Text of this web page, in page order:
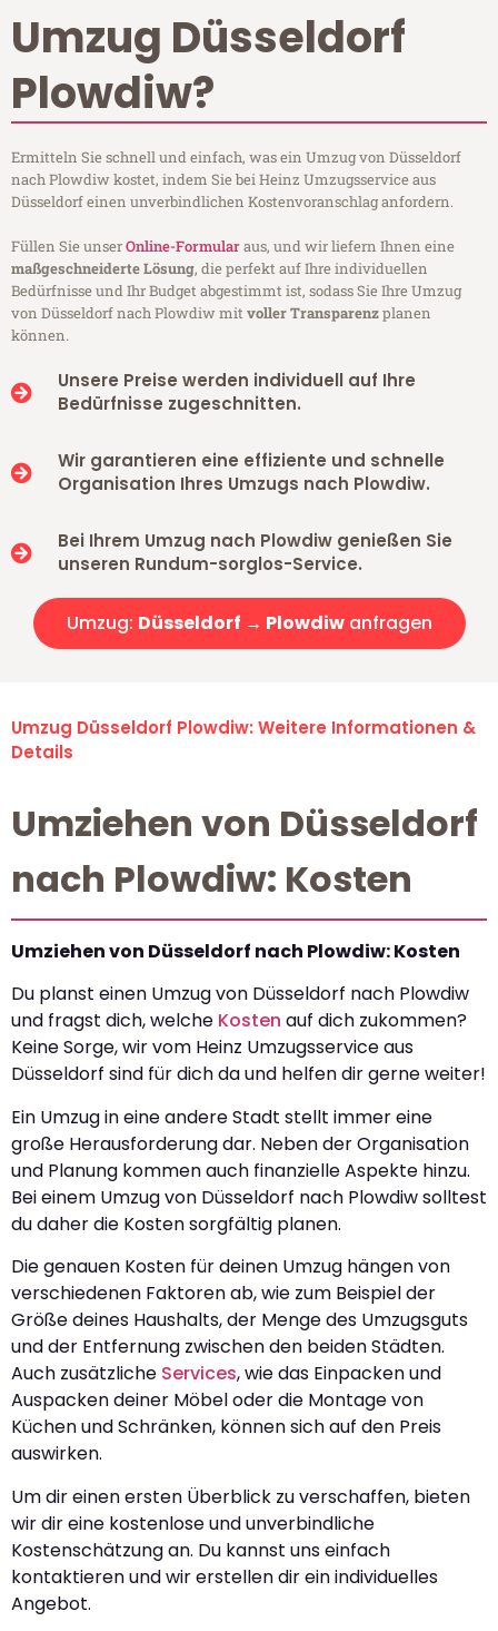
Umzug Düsseldorf
Plowdiw?
Ermitteln Sie schnell und einfach, was ein Umzug von Düsseldorf
nach Plowdiw kostet, indem Sie bei Heinz Umzugsservice aus
Düsseldorf einen unverbindlichen Kostenvoranschlag anfordern.
Füllen Sie unserOnline-Formularaus, und wir liefern Ihnen eine
maßgeschneiderte Lösung, die perfekt auf Ihre individuellen
Bedürfnisse und Ihr Budget abgestimmt ist, sodass Sie Ihre Umzug
von Düsseldorf nach Plowdiw mitvoller Transparenzplanen
können.
Unsere Preise werden individuell auf Ihre
Bedürfnisse zugeschnitten.
Wir garantieren eine effiziente und schnelle
Organisation Ihres Umzugs nach Plowdiw.
Bei Ihrem Umzug nach Plowdiw genießen Sie
unseren Rundum-sorglos-Service.
Umzug: Düsseldorf → Plowdiwanfragen
Umzug Düsseldorf Plowdiw: Weitere Informationen &
Details
Umziehen von Düsseldorf
nach Plowdiw: Kosten
Umziehen von Düsseldorf nach Plowdiw: Kosten
Du planst einen Umzug von Düsseldorf nach Plowdiw
und fragst dich, welche Kosten auf dich zukommen?
Keine Sorge, wir vom Heinz Umzugsservice aus
Düsseldorf sind für dich da und helfen dir gerne weiter!
Ein Umzug in eine andere Stadt stellt immer eine
große Herausforderung dar. Neben der Organisation
und Planung kommen auch finanzielle Aspekte hinzu.
Bei einem Umzug von Düsseldorf nach Plowdiw solltest
du daher die Kosten sorgfältig planen.
Die genauen Kosten für deinen Umzug hängen von
verschiedenen Faktoren ab, wie zum Beispiel der
Größe deines Haushalts, der Menge des Umzugsguts
und der Entfernung zwischen den beiden Städten.
Auch zusätzliche Services, wie das Einpacken und
Auspacken deiner Möbel oder die Montage von
Küchen und Schränken, können sich auf den Preis
auswirken.
Um dir einen ersten Überblick zu verschaffen, bieten
wir dir eine kostenlose und unverbindliche
Kostenschätzung an. Du kannst uns einfach
kontaktieren und wir erstellen dir ein individuelles
Angebot.